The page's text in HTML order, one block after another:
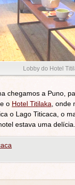
Lobby do Hotel
chegamos a Puno,
o Hotel Titilaka ,
o Lago Titicaca, o
estava uma delícia.